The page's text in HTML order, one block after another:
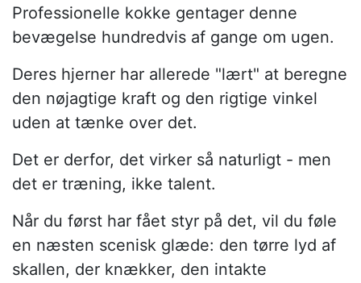
Professionelle kokke gentager denne
bevægelse hundredvis af gange om ugen.
Deres hjerner har allerede "lært" at beregne
den nøjagtige kraft og den rigtige vinkel
uden at tænke over det.
Det er derfor, det virker så naturligt - men
det er træning, ikke talent.
Når du først har fået styr på det, vil du føle
en næsten scenisk glæde: den tørre lyd af
skallen, der knækker, den intakte